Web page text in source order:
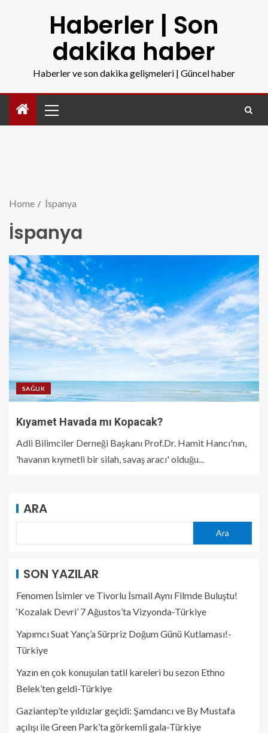
Haberler | Son
dakika haber
Haberler ve son dakika gelişmeleri | Güncel haber
Home İspanya
İspanya
SAĞLIK
Kıyamet Havada mı Kopacak?
Adli Bilimciler Derneği Başkanı Prof.Dr. Hamit Hancı'nın,
'havanın kıymetli bir silah, savaş aracı' olduğu...
ARA
Ara
SON YAZILAR
Fenomen İsimler ve Tivorlu İsmail Aynı Filmde Buluştu!
‘Kozalak Devri’ 7 Ağustos’ta Vizyonda-Türkiye
Yapımcı Suat Yanç’a Sürpriz Doğum Günü Kutlaması!-
Türkiye
Yazın en çok konuşulan tatil kareleri bu sezon Ethno
Belek’ten geldi-Türkiye
Gaziantep’te yıldızlar geçidi: Şamdancı ve By Mustafa
açılışı ile Green Park’ta görkemli gala-Türkiye